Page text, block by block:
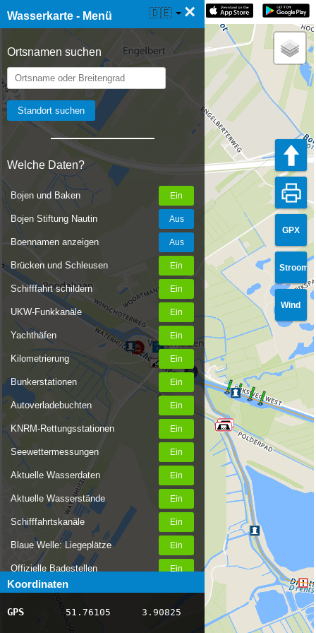
Wasserkarte - Menü ×
Ortsnamen suchen
Welche Daten?
Bojen und Baken
Bojen Stiftung Nautin
Boennamen anzeigen
Brücken und Schleusen
Schifffahrt schildern
UKW-Funkkanäle
Yachthäfen
Kilometrierung
Bunkerstationen
Autoverladebuchten
KNRM-Rettungsstationen
Seewettermessungen
Aktuelle Wasserdaten
Aktuelle Wasserstände
Schifffahrtskanäle
Blaue Welle: Liegeplätze
Offizielle Badestellen
Nachrichten Binnenschifffahrt
AIS-Schiffspositionen
Koordinaten
GPS 51.76105 3.90825
☰ Wasserkarte Live 🇩🇪
GPX
Stroom
Wind